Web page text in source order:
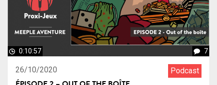
0:10:57 7
26/10/2020 Podcast